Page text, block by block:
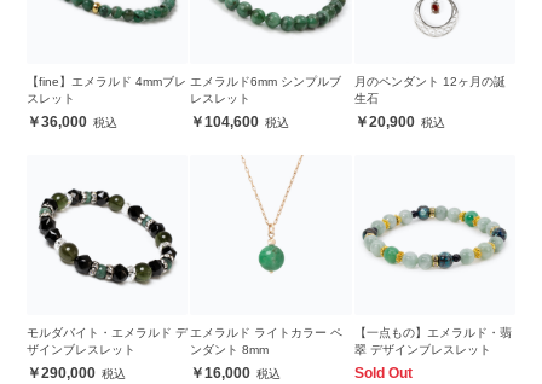
【fine】エメラルド 4mmブレ
スレット
36,000
エメラルド6mm シンプルブ
レスレット
104,600
月のペンダント 12ヶ月の誕
生石
20,900
モルダバイト・エメラルド デ
ザインブレスレット
290,000
エメラルド ライトカラー ペ
ンダント 8mm
16,000
【一点もの】エメラルド・翡
翠 デザインブレスレット
Sold Out